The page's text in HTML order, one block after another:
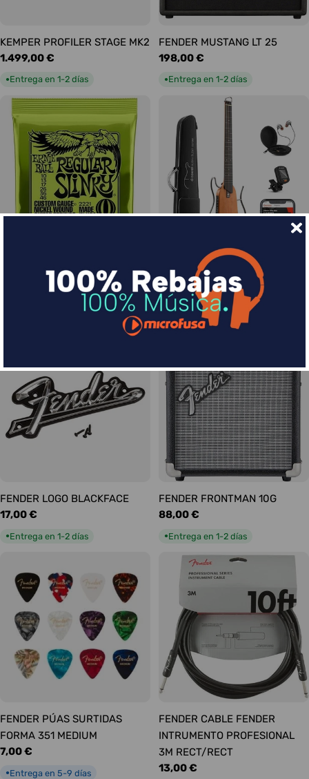
KEMPER PROFILER STAGE MK2
Precio
habitual
1.499,00 €
●Entrega en 1-2 días
FENDER MUSTANG LT 25
Precio
habitual
198,00 €
●Entrega en 1-2 días
Slinky Regular 10-46
DONNER HUSH-I Silent Guitar
Caoba
Precio
habitual
339,00 €
Entrega en 1-2 días
FENDER LOGO BLACKFACE
Precio
17,00 €
●Entrega en 1-2 días
FENDER FRONTMAN 10G
Precio
88,00 €
●Entrega en 1-2 días
FENDER PÚAS SURTIDAS
FORMA 351 MEDIUM
Precio
7,00 €
●Entrega en 5-9 días
FENDER CABLE FENDER
INTRUMENTO PROFESIONAL
3M RECT/RECT
Precio
13,00 €